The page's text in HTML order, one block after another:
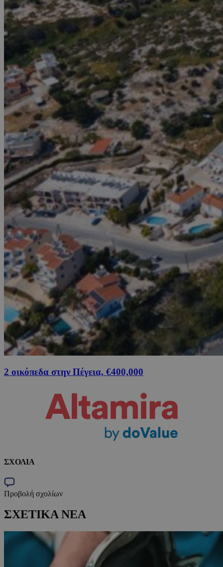
2 οικόπεδα στην Πέγεια, €400,000
ΣΧΟΛΙΑ
Προβολή σχολίων
ΣΧΕΤΙΚΑ ΝΕΑ